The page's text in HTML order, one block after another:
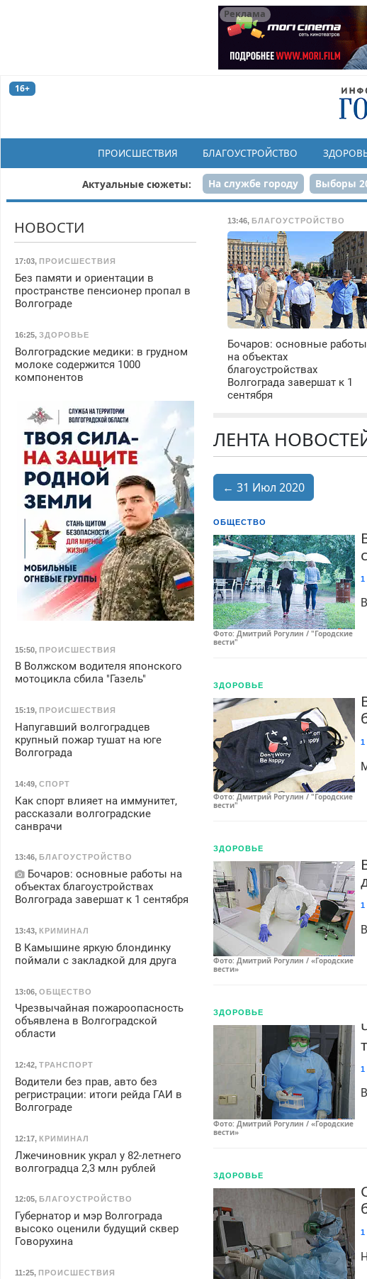
Реклама
16+
ПРОИСШЕСТВИЯ БЛАГОУСТРОЙСТВО
Актуальные сюжеты: На службе городу Выборы
13:46, БЛАГОУСТРОЙСТВО
Бочаров: основные работы
на объектах
благоустройствах
Волгограда завершат к 1
сентября
ЛЕНТА
← 31 Июл 2020
ОБЩЕСТВО
Фото: Дмитрий Рогулин / "Городские
вести"
1
ЗДОРОВЬЕ
Фото: Дмитрий Рогулин / "Городские
вести"
1
ЗДОРОВЬЕ
Фото: Дмитрий Рогулин / «Городские
вести»
1
ЗДОРОВЬЕ
Фото: Дмитрий Рогулин / «Городские
вести»
1
ЗДОРОВЬЕ
1
НОВОСТИ
17:03, ПРОИСШЕСТВИЯ
Без памяти и ориентации в
пространстве пенсионер пропал в
Волгограде
16:25, ЗДОРОВЬЕ
Волгоградские медики: в грудном
молоке содержится 1000
компонентов
15:50, ПРОИСШЕСТВИЯ
В Волжском водителя японского
мотоцикла сбила "Газель"
15:19, ПРОИСШЕСТВИЯ
Напугавший волгоградцев
крупный пожар тушат на юге
Волгограда
14:49, СПОРТ
Как спорт влияет на иммунитет,
рассказали волгоградские
санврачи
13:46, БЛАГОУСТРОЙСТВО
Бочаров: основные работы на
объектах благоустройствах
Волгограда завершат к 1 сентября
13:43, КРИМИНАЛ
В Камышине яркую блондинку
поймали с закладкой для друга
13:06, ОБЩЕСТВО
Чрезвычайная пожароопасность
объявлена в Волгоградской
области
12:42, ТРАНСПОРТ
Водители без прав, авто без
регристрации: итоги рейда ГАИ в
Волгограде
12:17, КРИМИНАЛ
Лжечиновник украл у 82-летнего
волгоградца 2,3 млн рублей
12:05, БЛАГОУСТРОЙСТВО
Губернатор и мэр Волгограда
высоко оценили будущий сквер
Говорухина
11:25, ПРОИСШЕСТВИЯ